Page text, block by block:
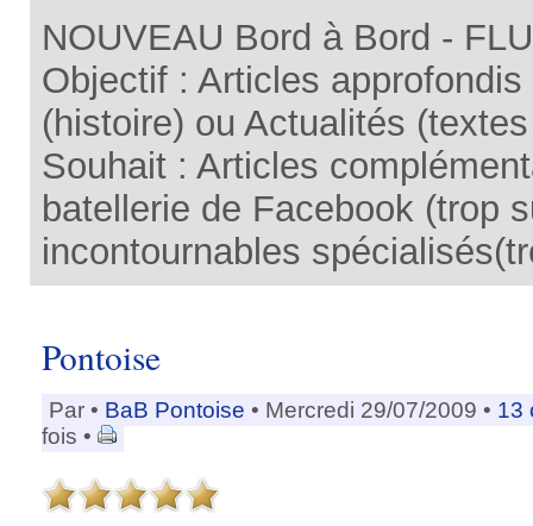
NOUVEAU Bord à Bord -
Objectif : Articles
(histoire) ou Actualités
Souhait : Articles
batellerie de Facebook (trop
incontournables
Pontoise
Par • BaB Pontoise • Mercredi 29/07/2009 • 13
fois •